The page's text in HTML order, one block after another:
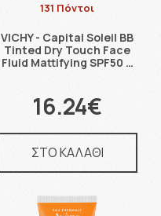
131 Πόντοι
VICHY - Capital Soleil BB
Tinted Dry Touch Face
Fluid Mattifying SPF50 …
16.24€
ΣΤΟ ΚΑΛΑΘΙ